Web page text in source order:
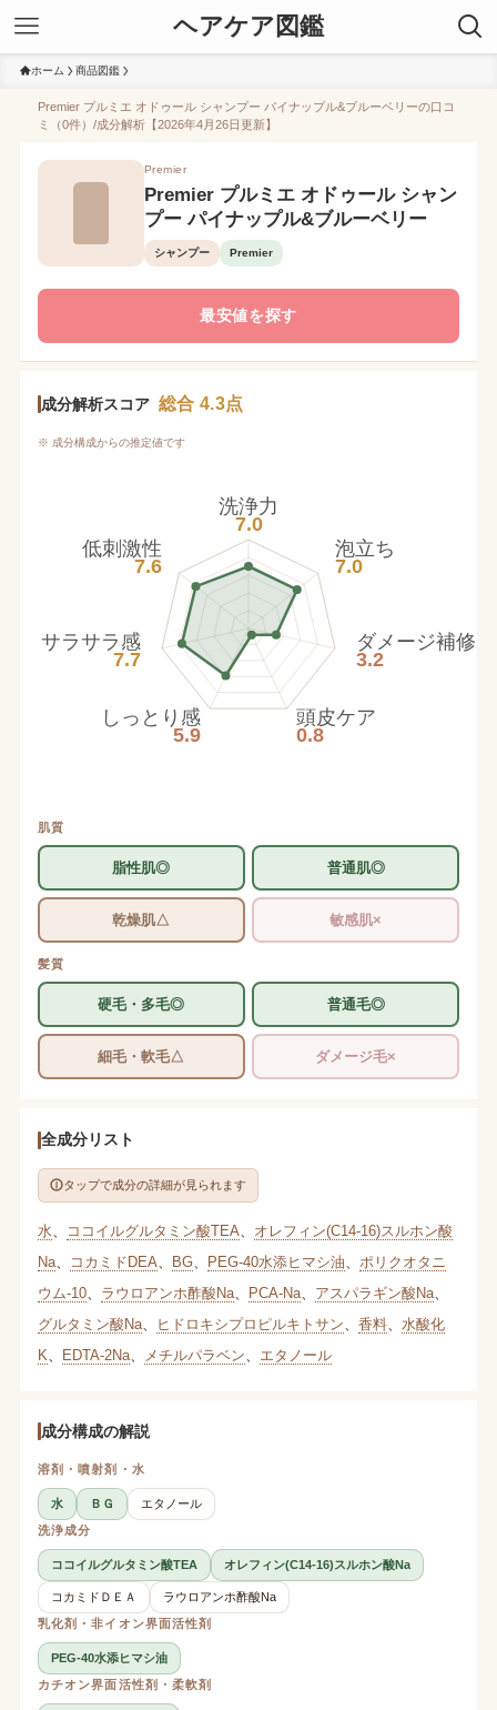
ヘアケア図鑑
ホーム 商品図鑑
Premier プルミエ オドゥール シャンプー パイナップル&ブルーベリーの口コ
ミ（0件）/成分解析【2026年4月26日更新】
Premier
Premier プルミエ オドゥール シャン
プー パイナップル&ブルーベリー
シャンプー Premier
最安値を探す
成分解析スコア 総合 4.3点
※ 成分構成からの推定値です
洗浄力
7.0
泡立ち
7.0
ダメージ補修
3.2
頭皮ケア
0.8
しっとり感
5.9
サラサラ感
7.7
低刺激性
7.6
肌質
脂性肌◎ 普通肌◎
乾燥肌△ 敏感肌×
髪質
硬毛・多毛◎ 普通毛◎
細毛・軟毛△ ダメージ毛×
全成分リスト
タップで成分の詳細が見られます
水 ココイルグルタミン酸TEA
オレフィン(C14-16)スルホン酸
Na、 コカミドDEA BG、 PEG-40水添ヒマシ油
ポリクオタニ
ウム-10、 ラウロアンホ酢酸Na、 PCA-Na、 アスパラギン酸Na、
グルタミン酸Na、 ヒドロキシプロピルキトサン 香料、 水酸化
K
EDTA-2Na、 メチルパラベン エタノール
成分構成の解説
溶剤・噴射剤・水
水 ＢＧ
エタノール
洗浄成分
ココイルグルタミン酸TEA オレフィン(C14-16)スルホン酸Na
コカミドＤＥＡ
ラウロアンホ酢酸Na
乳化剤・非イオン界面活性剤
PEG-40水添ヒマシ油
カチオン界面活性剤・柔軟剤